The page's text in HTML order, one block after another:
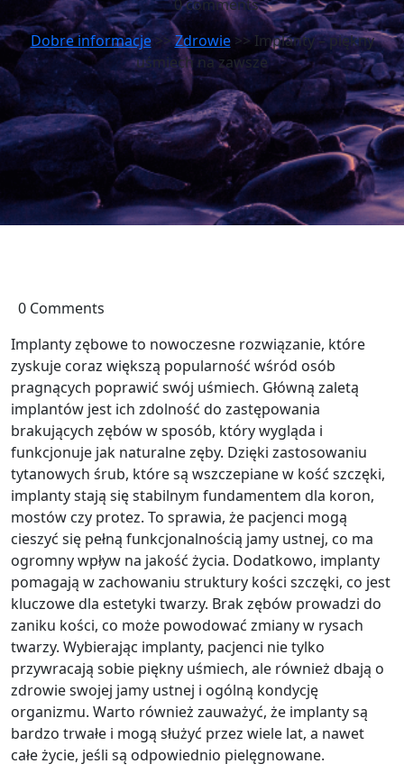
0 comments
Dobre informacje>>Zdrowie>> Implanty – piękny
uśmiech na zawsze
0 Comments
Implanty zębowe to nowoczesne rozwiązanie, które
zyskuje coraz większą popularność wśród osób
pragnących poprawić swój uśmiech. Główną zaletą
implantów jest ich zdolność do zastępowania
brakujących zębów w sposób, który wygląda i
funkcjonuje jak naturalne zęby. Dzięki zastosowaniu
tytanowych śrub, które są wszczepiane w kość szczęki,
implanty stają się stabilnym fundamentem dla koron,
mostów czy protez. To sprawia, że pacjenci mogą
cieszyć się pełną funkcjonalnością jamy ustnej, co ma
ogromny wpływ na jakość życia. Dodatkowo, implanty
pomagają w zachowaniu struktury kości szczęki, co jest
kluczowe dla estetyki twarzy. Brak zębów prowadzi do
zaniku kości, co może powodować zmiany w rysach
twarzy. Wybierając implanty, pacjenci nie tylko
przywracają sobie piękny uśmiech, ale również dbają o
zdrowie swojej jamy ustnej i ogólną kondycję
organizmu. Warto również zauważyć, że implanty są
bardzo trwałe i mogą służyć przez wiele lat, a nawet
całe życie, jeśli są odpowiednio pielęgnowane.